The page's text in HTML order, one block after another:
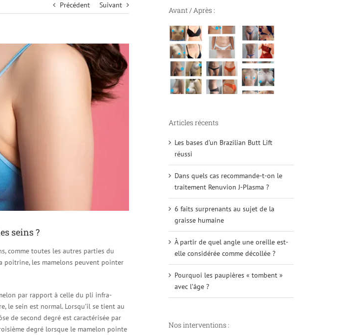
Précédent Suivant
seins ?
comme toutes les autres parties du
poitrine, les mamelons peuvent pointer
par rapport à celle du pli infra-
le sein est normal. Lorsqu’il se tient au
de second degré est caractérisée par
degré lorsque le mamelon pointe
Avant / Après :
Articles récents
Les bases d’un Brazilian Butt Lift
réussi
Dans quels cas recommande-t-on le
traitement Renuvion J-Plasma ?
6 faits surprenants au sujet de la
graisse humaine
À partir de quel angle une oreille est-
elle considérée comme décollée ?
Pourquoi les paupières « tombent »
avec l’âge ?
Nos interventions :